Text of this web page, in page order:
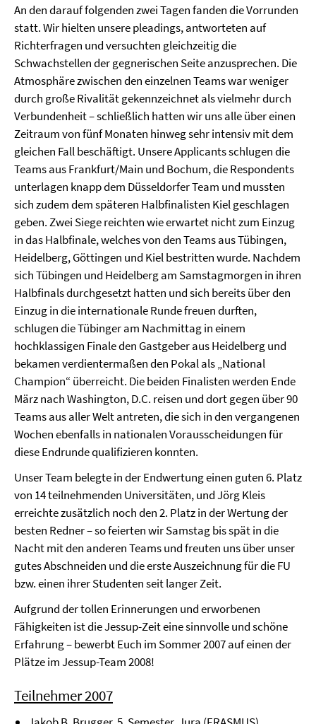
An den darauf folgenden zwei Tagen fanden die Vorrunden
statt. Wir hielten unsere pleadings, antworteten auf
Richterfragen und versuchten gleichzeitig die
Schwachstellen der gegnerischen Seite anzusprechen. Die
Atmosphäre zwischen den einzelnen Teams war weniger
durch große Rivalität gekennzeichnet als vielmehr durch
Verbundenheit – schließlich hatten wir uns alle über einen
Zeitraum von fünf Monaten hinweg sehr intensiv mit dem
gleichen Fall beschäftigt. Unsere Applicants schlugen die
Teams aus Frankfurt/Main und Bochum, die Respondents
unterlagen knapp dem Düsseldorfer Team und mussten
sich zudem dem späteren Halbfinalisten Kiel geschlagen
geben. Zwei Siege reichten wie erwartet nicht zum Einzug
in das Halbfinale, welches von den Teams aus Tübingen,
Heidelberg, Göttingen und Kiel bestritten wurde. Nachdem
sich Tübingen und Heidelberg am Samstagmorgen in ihren
Halbfinals durchgesetzt hatten und sich bereits über den
Einzug in die internationale Runde freuen durften,
schlugen die Tübinger am Nachmittag in einem
hochklassigen Finale den Gastgeber aus Heidelberg und
bekamen verdientermaßen den Pokal als „National
Champion“ überreicht. Die beiden Finalisten werden Ende
März nach Washington, D.C. reisen und dort gegen über 90
Teams aus aller Welt antreten, die sich in den vergangenen
Wochen ebenfalls in nationalen Vorausscheidungen für
diese Endrunde qualifizieren konnten.
Unser Team belegte in der Endwertung einen guten 6. Platz
von 14 teilnehmenden Universitäten, und Jörg Kleis
erreichte zusätzlich noch den 2. Platz in der Wertung der
besten Redner – so feierten wir Samstag bis spät in die
Nacht mit den anderen Teams und freuten uns über unser
gutes Abschneiden und die erste Auszeichnung für die FU
bzw. einen ihrer Studenten seit langer Zeit.
Aufgrund der tollen Erinnerungen und erworbenen
Fähigkeiten ist die Jessup-Zeit eine sinnvolle und schöne
Erfahrung – bewerbt Euch im Sommer 2007 auf einen der
Plätze im Jessup-Team 2008!
Teilnehmer 2007